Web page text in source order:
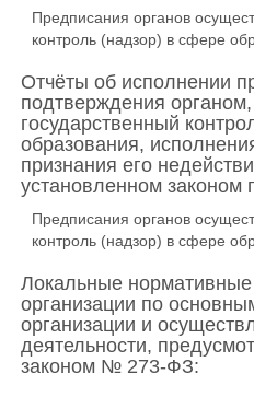
Предписания органов
контроль (надзор) в сфере
Отчёты об исполнении
подтверждения
государственный
образования,
признания его
установленном законом
Предписания органов
контроль (надзор) в сфере
Локальные нормативные
организации по
организации и
деятельности,
законом № 273-ФЗ: